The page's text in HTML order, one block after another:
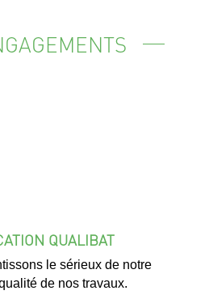
QUALIBAT
le sérieux de notre
de nos travaux.